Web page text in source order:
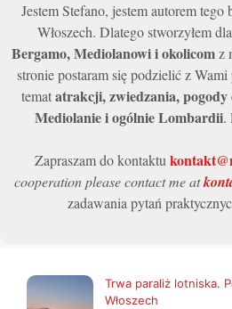
Jestem Stefano, jestem autorem
Włoszech. Dlatego stworzyłem
Bergamo, Mediolanowi i okolicomz
stronie postaram się podzielić z
tematatrakcji, zwiedzania,
Mediolanie i ogólnie Lombardii.
Zapraszam do kontaktu
cooperation please contact me at
zadawania pytań
Trwa paraliż lotniska.
Włoszech